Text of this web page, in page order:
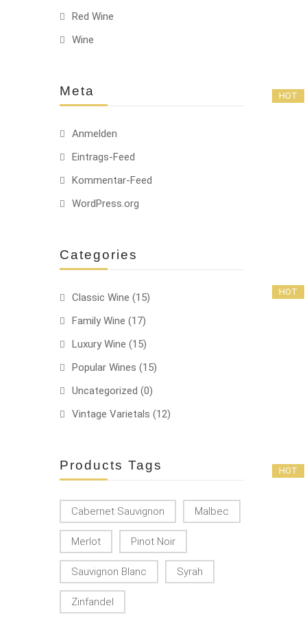
Red Wine
Wine
Meta
Anmelden
Eintrags-Feed
Kommentar-Feed
WordPress.org
Categories
Classic Wine (15)
Family Wine (17)
Luxury Wine (15)
Popular Wines (15)
Uncategorized (0)
Vintage Varietals (12)
Products Tags
Cabernet Sauvignon Malbec
Merlot Pinot Noir
Sauvignon Blanc Syrah
Zinfandel
HOT
HOT
HOT